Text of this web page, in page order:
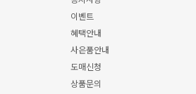
이벤트
혜택안내
사은품안내
도매신청
상품문의